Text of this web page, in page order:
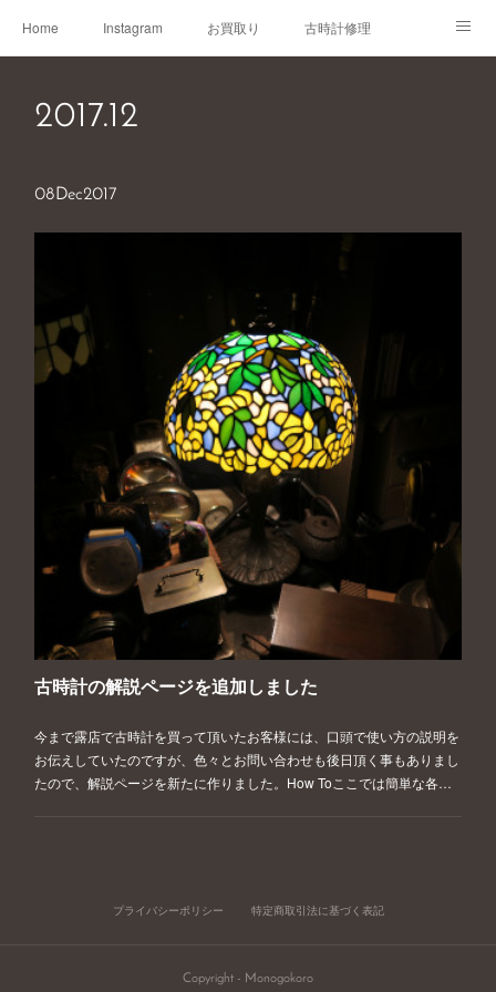
Home Instagram お買取り 古時計修理
2017.12
08Dec2017
古時計の解説ページを追加しました
今まで露店で古時計を買って頂いたお客様には、口頭で使い方の説明を
お伝えしていたのですが、色々とお問い合わせも後日頂く事もありまし
たので、解説ページを新たに作りました。How Toここでは簡単な各…
プライバシーポリシー 特定商取引法に基づく表記
Copyright - Monogokoro